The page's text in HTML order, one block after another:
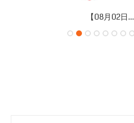
【08月02日...